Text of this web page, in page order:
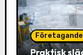
Företagande
Praktisk